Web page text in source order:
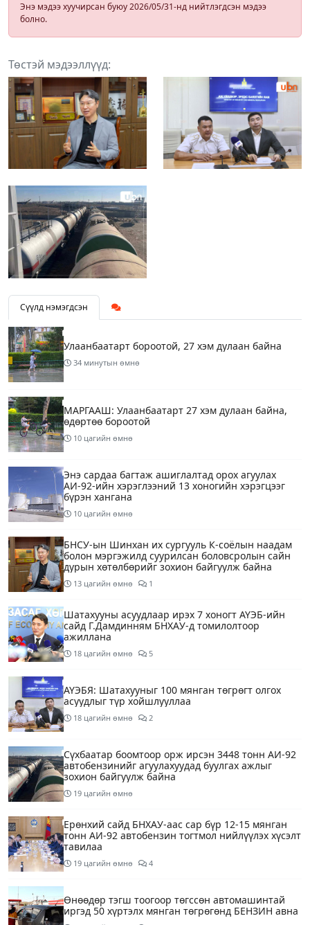
Энэ мэдээ хуучирсан буюу 2026/05/31-нд нийтлэгдсэн мэдээ
болно.
Төстэй мэдээллүүд:
Сүүлд нэмэгдсэн
Улаанбаатарт бороотой, 27 хэм дулаан байна
34 минутын өмнө
МАРГААШ: Улаанбаатарт 27 хэм дулаан байна,
өдөртөө бороотой
10 цагийн өмнө
Энэ сардаа багтаж ашиглалтад орох агуулах
АИ-92-ийн хэрэглээний 13 хоногийн хэрэгцээг
бүрэн хангана
10 цагийн өмнө
БНСУ-ын Шинхан их сургууль К-соёлын наадам
болон мэргэжилд суурилсан боловсролын сайн
дурын хөтөлбөрийг зохион байгуулж байна
13 цагийн өмнө 1
Шатахууны асуудлаар ирэх 7 хоногт АҮЭБ-ийн
сайд Г.Дамдинням БНХАУ-д томилолтоор
ажиллана
18 цагийн өмнө 5
АҮЭБЯ: Шатахууныг 100 мянган төгрөгт олгох
асуудлыг түр хойшлууллаа
18 цагийн өмнө 2
Сүхбаатар боомтоор орж ирсэн 3448 тонн АИ-92
автобензинийг агуулахуудад буулгах ажлыг
зохион байгуулж байна
19 цагийн өмнө
Ерөнхий сайд БНХАУ-аас сар бүр 12-15 мянган
тонн АИ-92 автобензин тогтмол нийлүүлэх хүсэлт
тавилаа
19 цагийн өмнө 4
Өнөөдөр тэгш тоогоор төгссөн автомашинтай
иргэд 50 хүртэлх мянган төгрөгөнд БЕНЗИН авна